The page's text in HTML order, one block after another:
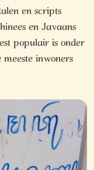
en scripts
en Javaans
populair is onder
inwoners